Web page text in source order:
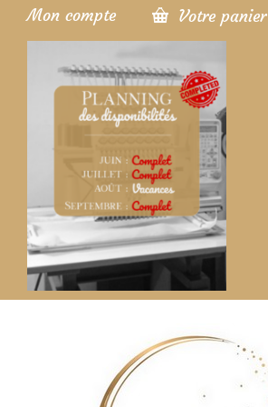
Mon compte Votre panier